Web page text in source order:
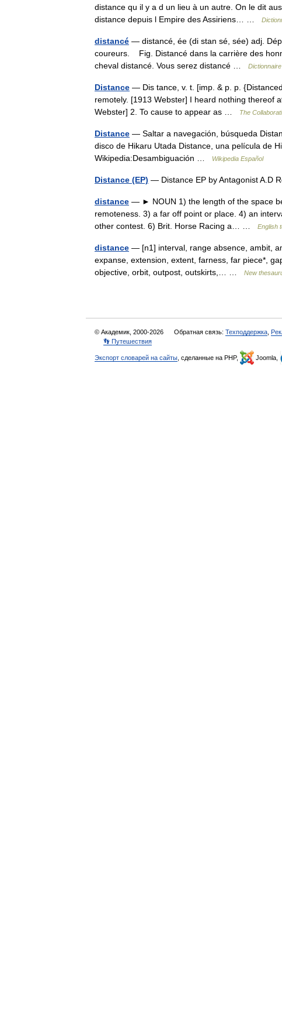
distance qu il y a d un lieu à un autre. On le dit
distance depuis l Empire des Assiriens… …
distancé — distancé, ée (di stan sé, sée) adj.
coureurs. Fig. Distancé dans la carrière des
cheval distancé. Vous serez distancé …
Distance — Dis tance, v. t. [imp. & p. p.
remotely. [1913 Webster] I heard nothing thereof
Webster] 2. To cause to appear as …
The
Distance — Saltar a navegación, búsqueda
disco de Hikaru Utada Distance, una película de
Wikipedia:Desambiguación …
Wikipedia Español
Distance (EP) — Distance EP by Antagonist A.D
distance — ► NOUN 1) the length of the space
remoteness. 3) a far off point or place. 4) an
other contest. 6) Brit. Horse Racing a… …
English
distance — [n1] interval, range absence, ambit,
expanse, extension, extent, farness, far piece*,
objective, orbit, outpost, outskirts,… …
New
© Академик, 2000-2026 Обратная связь: Техподдержка
👣 Путешествия
Экспорт словарей на сайты , сделанные на PHP, Joomla,